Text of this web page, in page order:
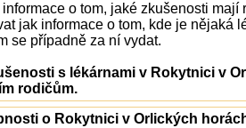
o tom, jaké zkušenosti
jak informace o tom, kde je nějaká
se případně za ní vydat.
s lékárnami v Rokytnici v
rodičům.
o Rokytnici v Orlických